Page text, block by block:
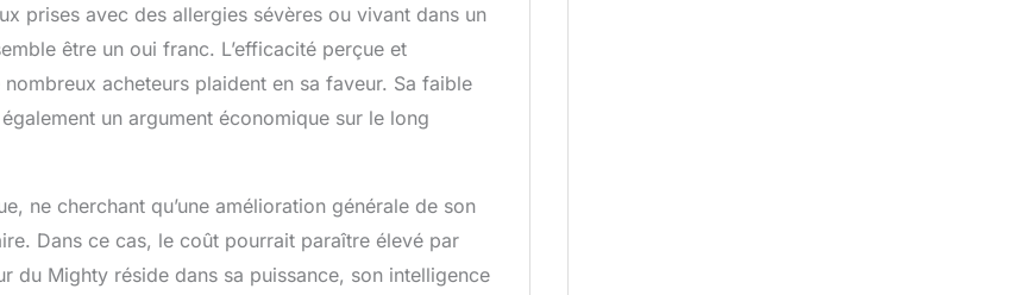
prises avec des allergies sévères ou vivant dans un
être un oui franc. L’efficacité perçue et
acheteurs plaident en sa faveur. Sa faible
un argument économique sur le long
ne cherchant qu’une amélioration générale de son
Dans ce cas, le coût pourrait paraître élevé par
du Mighty réside dans sa puissance, son intelligence